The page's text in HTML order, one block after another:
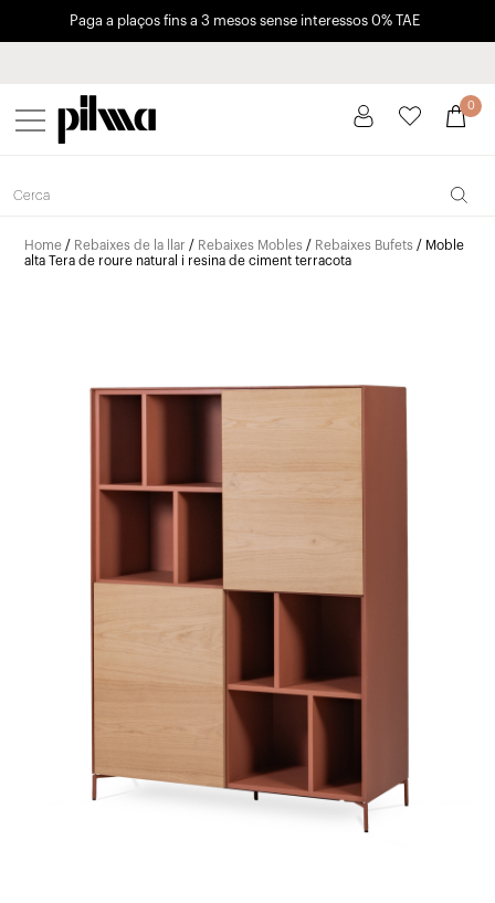
Paga a plaços fins a 3 mesos sense interessos 0% TAE
pilma 0
Home / Rebaixes de la llar / Rebaixes Mobles / Rebaixes Bufets / Moble
alta Tera de roure natural i resina de ciment terracota